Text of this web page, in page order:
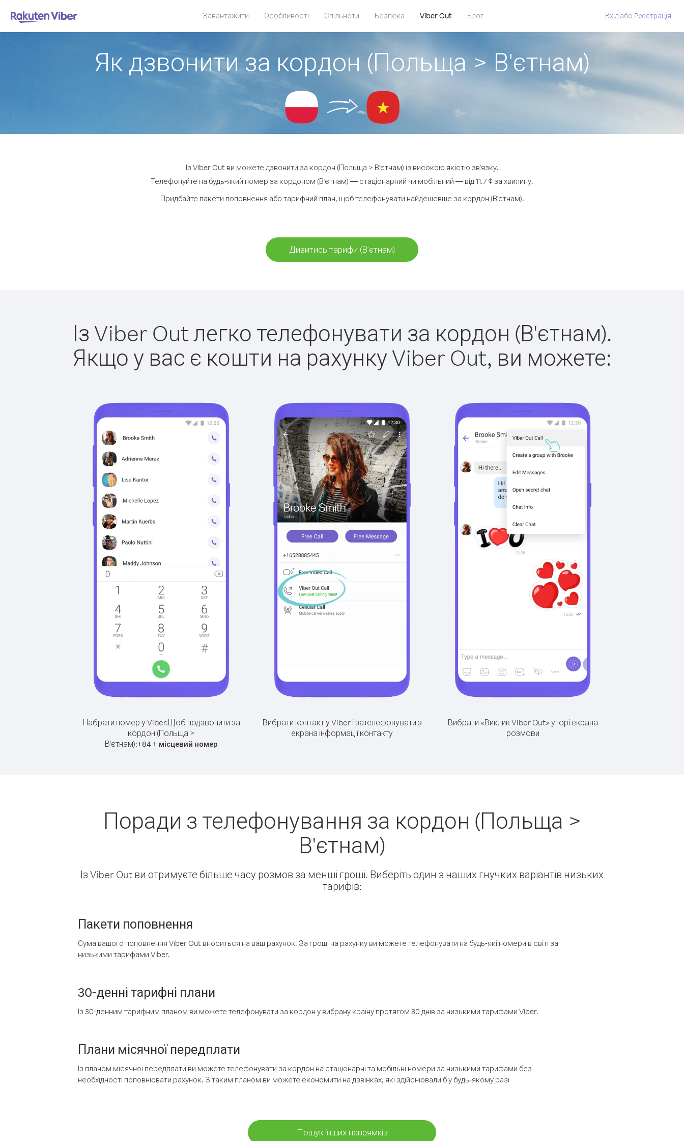
Завантажити Особливості Спільноти Безпека Viber Out Блог Вхід або Pеєстрація
Як дзвонити за кордон (Польща > В'єтнам)
Із Viber Out ви можете дзвонити за кордон (Польща > В'єтнам) із високою якістю зв'язку.
Телефонуйте на будь-який номер за кордоном (В'єтнам) — стаціонарний чи мобільний — від 11.7 ¢ за хвилину.
Придбайте пакети поповнення або тарифний план, щоб телефонувати найдешевше за кордон (В'єтнам).
Дивитись тарифи (В'єтнам)
Із Viber Out легко телефонувати за кордон (В'єтнам).
Якщо у вас є кошти на рахунку Viber Out, ви можете:
Набрати номер у Viber.Щоб подзвонити за
кордон (Польща >
В'єтнам):+84 + місцевий номер
Вибрати контакт у Viber і зателефонувати з
екрана інформації контакту
Вибрати «Виклик Viber Out» угорі екрана
розмови
Поради з телефонування за кордон (Польща >
В'єтнам)
Із Viber Out ви отримуєте більше часу розмов за менші гроші. Виберіть один з наших гнучких варіантів низьких
тарифів:
Пакети поповнення
Сума вашого поповнення Viber Out вноситься на ваш рахунок. За гроші на рахунку ви можете телефонувати на будь-які номери в світі за
низькими тарифами Viber.
30-денні тарифні плани
Із 30-денним тарифним планом ви можете телефонувати за кордон у вибрану країну протягом 30 днів за низькими тарифами Viber.
Плани місячної передплати
Із планом місячної передплати ви можете телефонувати за кордон на стаціонарні та мобільні номери за низькими тарифами без
необхідності поповнювати рахунок. З таким планом ви можете економити на дзвінках, які здійснювали б у будь-якому разі
Пошук інших напрямків